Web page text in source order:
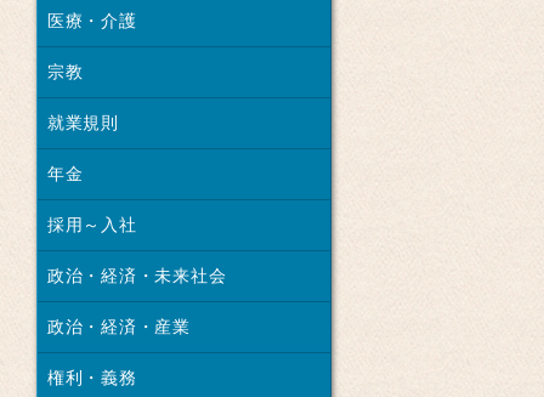
医療・介護
宗教
就業規則
年金
採用～入社
政治・経済・未来社会
政治・経済・産業
権利・義務